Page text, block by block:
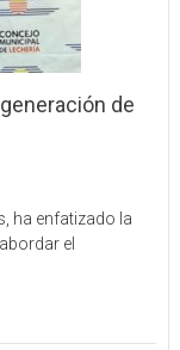
de
ha enfatizado la
el